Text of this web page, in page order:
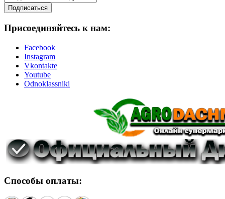
Подписаться
Присоединяйтесь к нам:
Facebook
Instagram
Vkontakte
Youtube
Odnoklassniki
Способы оплаты: